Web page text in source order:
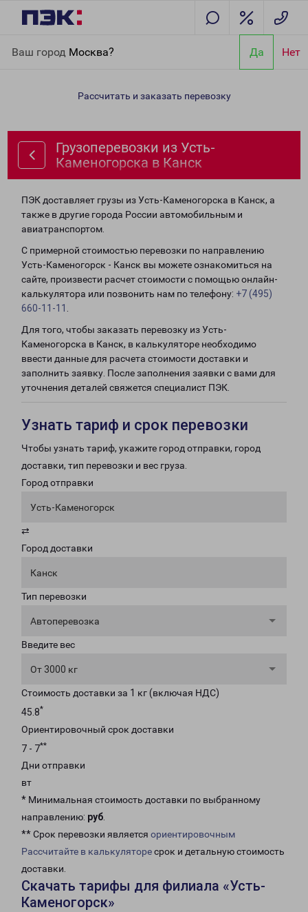
Ваш город Москва? Да Нет
в Канск
Рассчитать и заказать перевозку
Грузоперевозки из Усть-
Каменогорска в Канск
ПЭК доставляет грузы из Усть-Каменогорска в Канск, а
также в другие города России автомобильным и
авиатранспортом.
С примерной стоимостью перевозки по направлению
Усть-Каменогорск - Канск вы можете ознакомиться на
сайте, произвести расчет стоимости с помощью онлайн-
калькулятора или позвонить нам по телефону: +7 (495)
660-11-11
Для того, чтобы заказать перевозку из Усть-
Каменогорска в Канск, в калькуляторе необходимо
ввести данные для расчета стоимости доставки и
заполнить заявку. После заполнения заявки с вами для
уточнения деталей свяжется специалист ПЭК.
Узнать тариф и срок перевозки
Чтобы узнать тариф, укажите город отправки, город
доставки, тип перевозки и вес груза.
Город отправки
Усть-Каменогорск
⇄
Город доставки
Канск
Тип перевозки
Автоперевозка
Введите вес
От 3000 кг
Стоимость доставки за 1 кг (включая НДС)
45.8*
Ориентировочный срок доставки
7 - 7**
Дни отправки
вт
* Минимальная стоимость доставки по выбранному
направлению: руб.
** Срок перевозки является ориентировочным
Рассчитайте в калькуляторесрок и детальную стоимость
доставки.
Скачать тарифы для филиала «Усть-
Каменогорск»